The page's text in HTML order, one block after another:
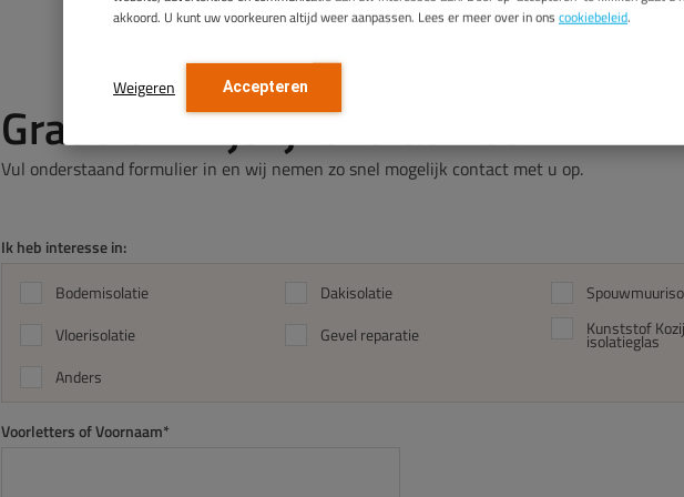
akkoord. U kunt uw voorkeuren altijd weer aanpassen. Lees er meer over in ons cookiebeleid.
Weigeren Accepteren
Gratis en vrijblijvend advies
Vul onderstaand formulier in en wij nemen zo snel mogelijk contact met u op.
Ik heb interesse in:
Bodemisolatie
Dakisolatie
Vloerisolatie
Gevel reparatie Kunststof
isolatieglas
Anders
Voorletters of Voornaam*